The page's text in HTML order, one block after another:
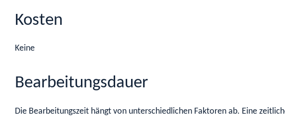
Kosten
Keine
Bearbeitungsdauer
Die Bearbeitungszeit hängt von unterschiedlichen Faktoren ab. Eine